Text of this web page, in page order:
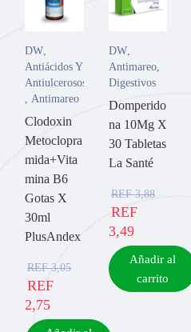
DW
Antiácidos Y
Antiulcerosos
Antimareo
Clodoxin
Metoclopra
mida+Vita
mina B6
Gotas X
30ml
PlusAndex
REF3,05
REF
2,75
DW,
Antimareo,
Digestivos
Domperido
na 10Mg X
30 Tabletas
La Santé
REF3,88
REF
3,49
Añadir al
carrito